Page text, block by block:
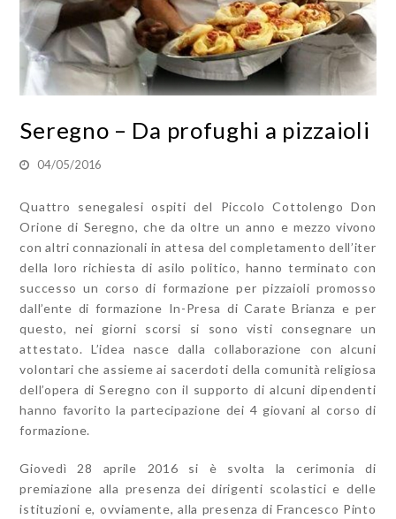
Seregno – Da profughi a pizzaioli
04/05/2016
Quattro senegalesi ospiti del Piccolo Cottolengo Don
Orione di Seregno, che da oltre un anno e mezzo vivono
con altri connazionali in attesa del completamento dell’iter
della loro richiesta di asilo politico, hanno terminato con
successo un corso di formazione per pizzaioli promosso
dall’ente di formazione In-Presa di Carate Brianza e per
questo, nei giorni scorsi si sono visti consegnare un
attestato. L’idea nasce dalla collaborazione con alcuni
volontari che assieme ai sacerdoti della comunità religiosa
dell’opera di Seregno con il supporto di alcuni dipendenti
hanno favorito la partecipazione dei 4 giovani al corso di
formazione.
Giovedì 28 aprile 2016 si è svolta la cerimonia di
premiazione alla presenza dei dirigenti scolastici e delle
istituzioni e, ovviamente, alla presenza di Francesco Pinto